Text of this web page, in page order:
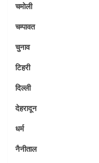
चमोली
चम्पावत
चुनाव
टिहरी
दिल्ली
देहरादून
धर्म
नैनीताल